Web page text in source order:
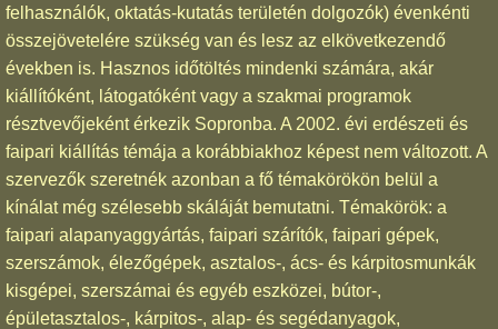
felhasználók, oktatás-kutatás területén dolgozók) évenkénti
összejövetelére szükség van és lesz az elkövetkezendő
években is. Hasznos időtöltés mindenki számára, akár
kiállítóként, látogatóként vagy a szakmai programok
résztvevőjeként érkezik Sopronba. A 2002. évi erdészeti és
faipari kiállítás témája a korábbiakhoz képest nem változott. A
szervezők szeretnék azonban a fő témakörökön belül a
kínálat még szélesebb skáláját bemutatni. Témakörök: a
faipari alapanyaggyártás, faipari szárítók, faipari gépek,
szerszámok, élezőgépek, asztalos-, ács- és kárpitosmunkák
kisgépei, szerszámai és egyéb eszközei, bútor-,
épületasztalos-, kárpitos-, alap- és segédanyagok,